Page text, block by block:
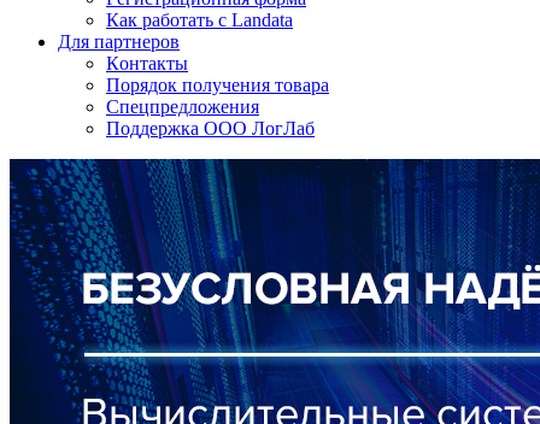
Как работать с Landata
Для партнеров
Кoнтaкты
Порядок получения товара
Спецпредложения
Поддержка ООО ЛогЛаб